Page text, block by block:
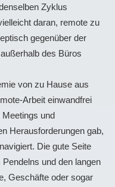
Zyklus
daran, remote zu
gegenüber der
des Büros
von zu Hause aus
Arbeit einwandfrei
und
Herausforderungen gab,
Die gute Seite
und den langen
Geschäfte oder sogar